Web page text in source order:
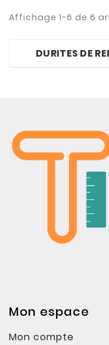
Affichage 1-6 de 6
DURITES DE
Mon espace
Mon compte